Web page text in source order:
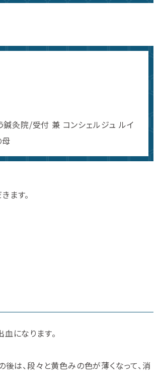
鍼灸院/受付 兼 コンシェルジュ ルイ
母
ます。
になります。
は、段々と黄色みの色が薄くなって、消